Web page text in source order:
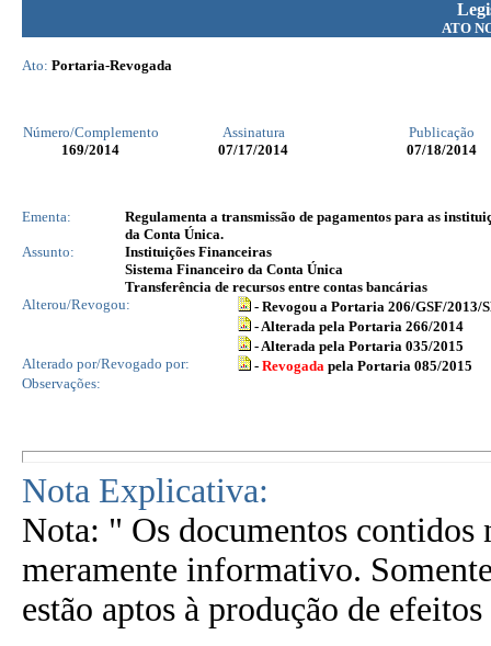
ATO
Ato: Portaria-Revogada
Número/Complemento Assinatura
Publicação
169/2014 07/17/2014 07/18/2014
Ementa:
Regulamenta a transmissão de pagamentos para as
da Conta Única.
Assunto:
Instituições Financeiras
Sistema Financeiro da Conta Única
Transferência de recursos entre contas bancárias
Alterou/Revogou:
- Revogou a Portaria 206/GSF/2013/
- Alterada pela Portaria 266/2014
- Alterada pela Portaria 035/2015
Alterado por/Revogado por:
- Revogada pela Portaria 085/2015
Observações:
Nota Explicativa:
Nota: " Os documentos contidos
meramente informativo.
estão aptos à produção de